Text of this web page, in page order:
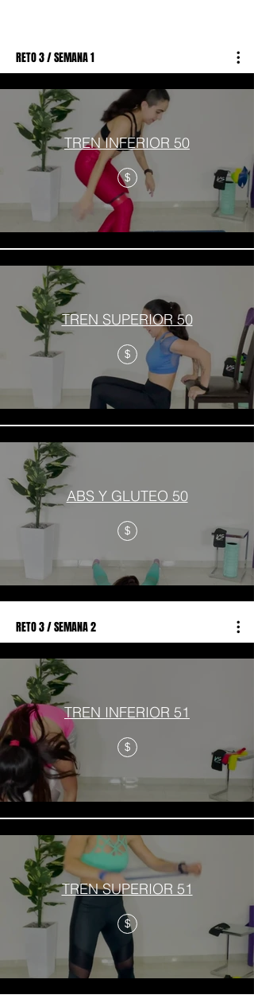
RETO 3 / SEMANA 1
TREN INFERIOR 50
$
TREN SUPERIOR 50
$
ABS Y GLUTEO 50
$
RETO 3 / SEMANA 2
TREN INFERIOR 51
$
TREN SUPERIOR 51
$